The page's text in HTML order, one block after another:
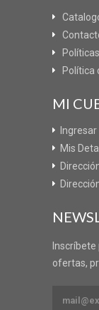
Política
MI
Ingresar
Mis
ofertas,